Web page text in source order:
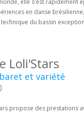
elle s'est rapidement
en danse
du bassin
Loli'Stars
et variété
propose des prestations